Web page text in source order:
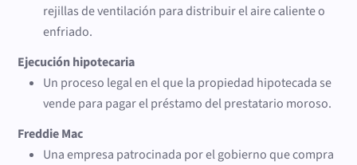
rejillas de ventilación para distribuir el aire caliente o
enfriado.
Ejecución hipotecaria
Un proceso legal en el que la propiedad hipotecada se
vende para pagar el préstamo del prestatario moroso.
Freddie Mac
Una empresa patrocinada por el gobierno que compra